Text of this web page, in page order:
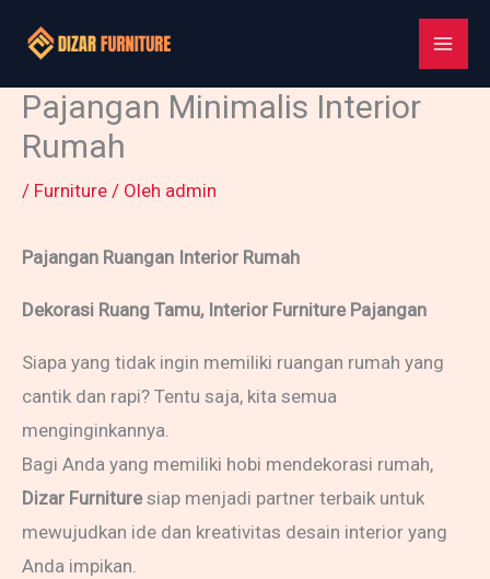
konten
Pajangan Minimalis Interior
Rumah
/ Furniture / Oleh admin
Pajangan Ruangan Interior Rumah
Dekorasi Ruang Tamu, Interior Furniture Pajangan
Siapa yang tidak ingin memiliki ruangan rumah yang
cantik dan rapi? Tentu saja, kita semua
menginginkannya.
Bagi Anda yang memiliki hobi mendekorasi rumah,
Dizar Furnituresiap menjadi partner terbaik untuk
mewujudkan ide dan kreativitas desain interior yang
Anda impikan.